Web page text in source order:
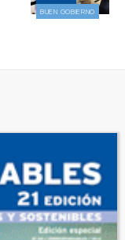
BUEN GOBIERNO